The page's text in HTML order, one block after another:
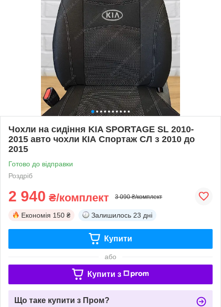
Чохли на сидіння KIA SPORTAGE SL 2010-
2015 авто чохли КІА Спортаж СЛ з 2010 до
2015
Готово до відправки
Роздріб
2 940 ₴/комплект 3 090 ₴/комплект
Економія 150 ₴ Залишилось 23 дні
Купити
або
Купити з
Що таке купити з Пром?